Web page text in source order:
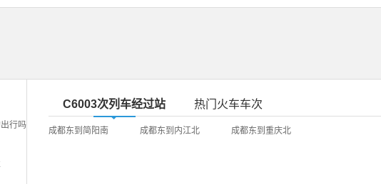
行吗
C6003次列车经过站 热门火车车次
成都东到简阳南 成都东到内江北 成都东到重庆北